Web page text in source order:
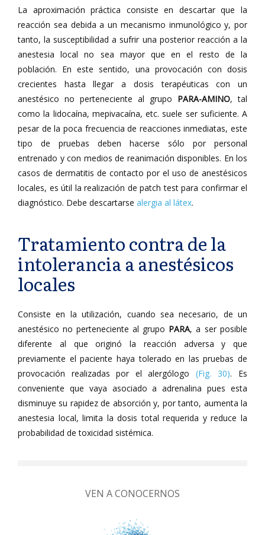
La aproximación práctica consiste en descartar que la
reacción sea debida a un mecanismo inmunológico y, por
tanto, la susceptibilidad a sufrir una posterior reacción a la
anestesia local no sea mayor que en el resto de la
población. En este sentido, una provocación con dosis
crecientes hasta llegar a dosis terapéuticas con un
anestésico no perteneciente al grupo PARA-AMINO, tal
como la lidocaína, mepivacaína, etc. suele ser suficiente. A
pesar de la poca frecuencia de reacciones inmediatas, este
tipo de pruebas deben hacerse sólo por personal
entrenado y con medios de reanimación disponibles. En los
casos de dermatitis de contacto por el uso de anestésicos
locales, es útil la realización de patch test para confirmar el
diagnóstico. Debe descartarse alergia al látex.
Tratamiento contra de la
intolerancia a anestésicos
locales
Consiste en la utilización, cuando sea necesario, de un
anestésico no perteneciente al grupo PARA, a ser posible
diferente al que originó la reacción adversa y que
previamente el paciente haya tolerado en las pruebas de
provocación realizadas por el alergólogo (Fig. 30). Es
conveniente que vaya asociado a adrenalina pues esta
disminuye su rapidez de absorción y, por tanto, aumenta la
anestesia local, limita la dosis total requerida y reduce la
probabilidad de toxicidad sistémica.
VEN A CONOCERNOS